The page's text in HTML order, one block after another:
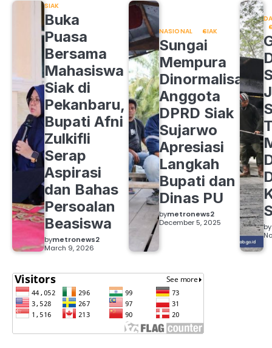
SIAK
Buka
Puasa
Bersama
Mahasiswa
Siak di
Pekanbaru,
Bupati Afni
Zulkifli
Serap
Aspirasi
dan Bahas
Persoalan
Beasiswa
bymetronews2
March 9, 2026
NASIONAL SIAK
Sungai
Mempura
Dinormalisasi,
Anggota
DPRD Siak
Sujarwo
Apresiasi
Langkah
Bupati dan
Dinas PU
bymetronews2
December 5, 2025
by